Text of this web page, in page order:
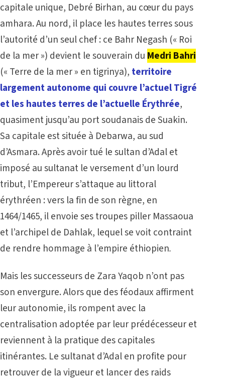
capitale unique, Debré Birhan, au cœur du pays
amhara. Au nord, il place les hautes terres sous
l’autorité d’un seul chef : ce Bahr Negash (« Roi
de la mer ») devient le souverain du Medri Bahri
(« Terre de la mer » en tigrinya), territoire
largement autonome qui couvre l’actuel Tigré
et les hautes terres de l’actuelle Érythrée,
quasiment jusqu’au port soudanais de Suakin.
Sa capitale est située à Debarwa, au sud
d’Asmara. Après avoir tué le sultan d’Adal et
imposé au sultanat le versement d’un lourd
tribut, l’Empereur s’attaque au littoral
érythréen : vers la fin de son règne, en
1464/1465, il envoie ses troupes piller Massaoua
et l’archipel de Dahlak, lequel se voit contraint
de rendre hommage à l’empire éthiopien.
Mais les successeurs de Zara Yaqob n’ont pas
son envergure. Alors que des féodaux affirment
leur autonomie, ils rompent avec la
centralisation adoptée par leur prédécesseur et
reviennent à la pratique des capitales
itinérantes. Le sultanat d’Adal en profite pour
retrouver de la vigueur et lancer des raids